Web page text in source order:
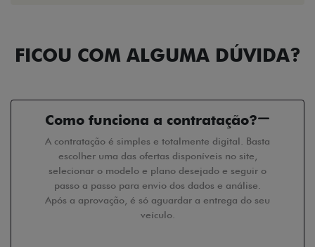
FICOU COM ALGUMA DÚVIDA?
Como funciona a contratação?
A contratação é simples e totalmente digital. Basta
escolher uma das ofertas disponíveis no site,
selecionar o modelo e plano desejado e seguir o
passo a passo para envio dos dados e análise.
Após a aprovação, é só aguardar a entrega do seu
veículo.